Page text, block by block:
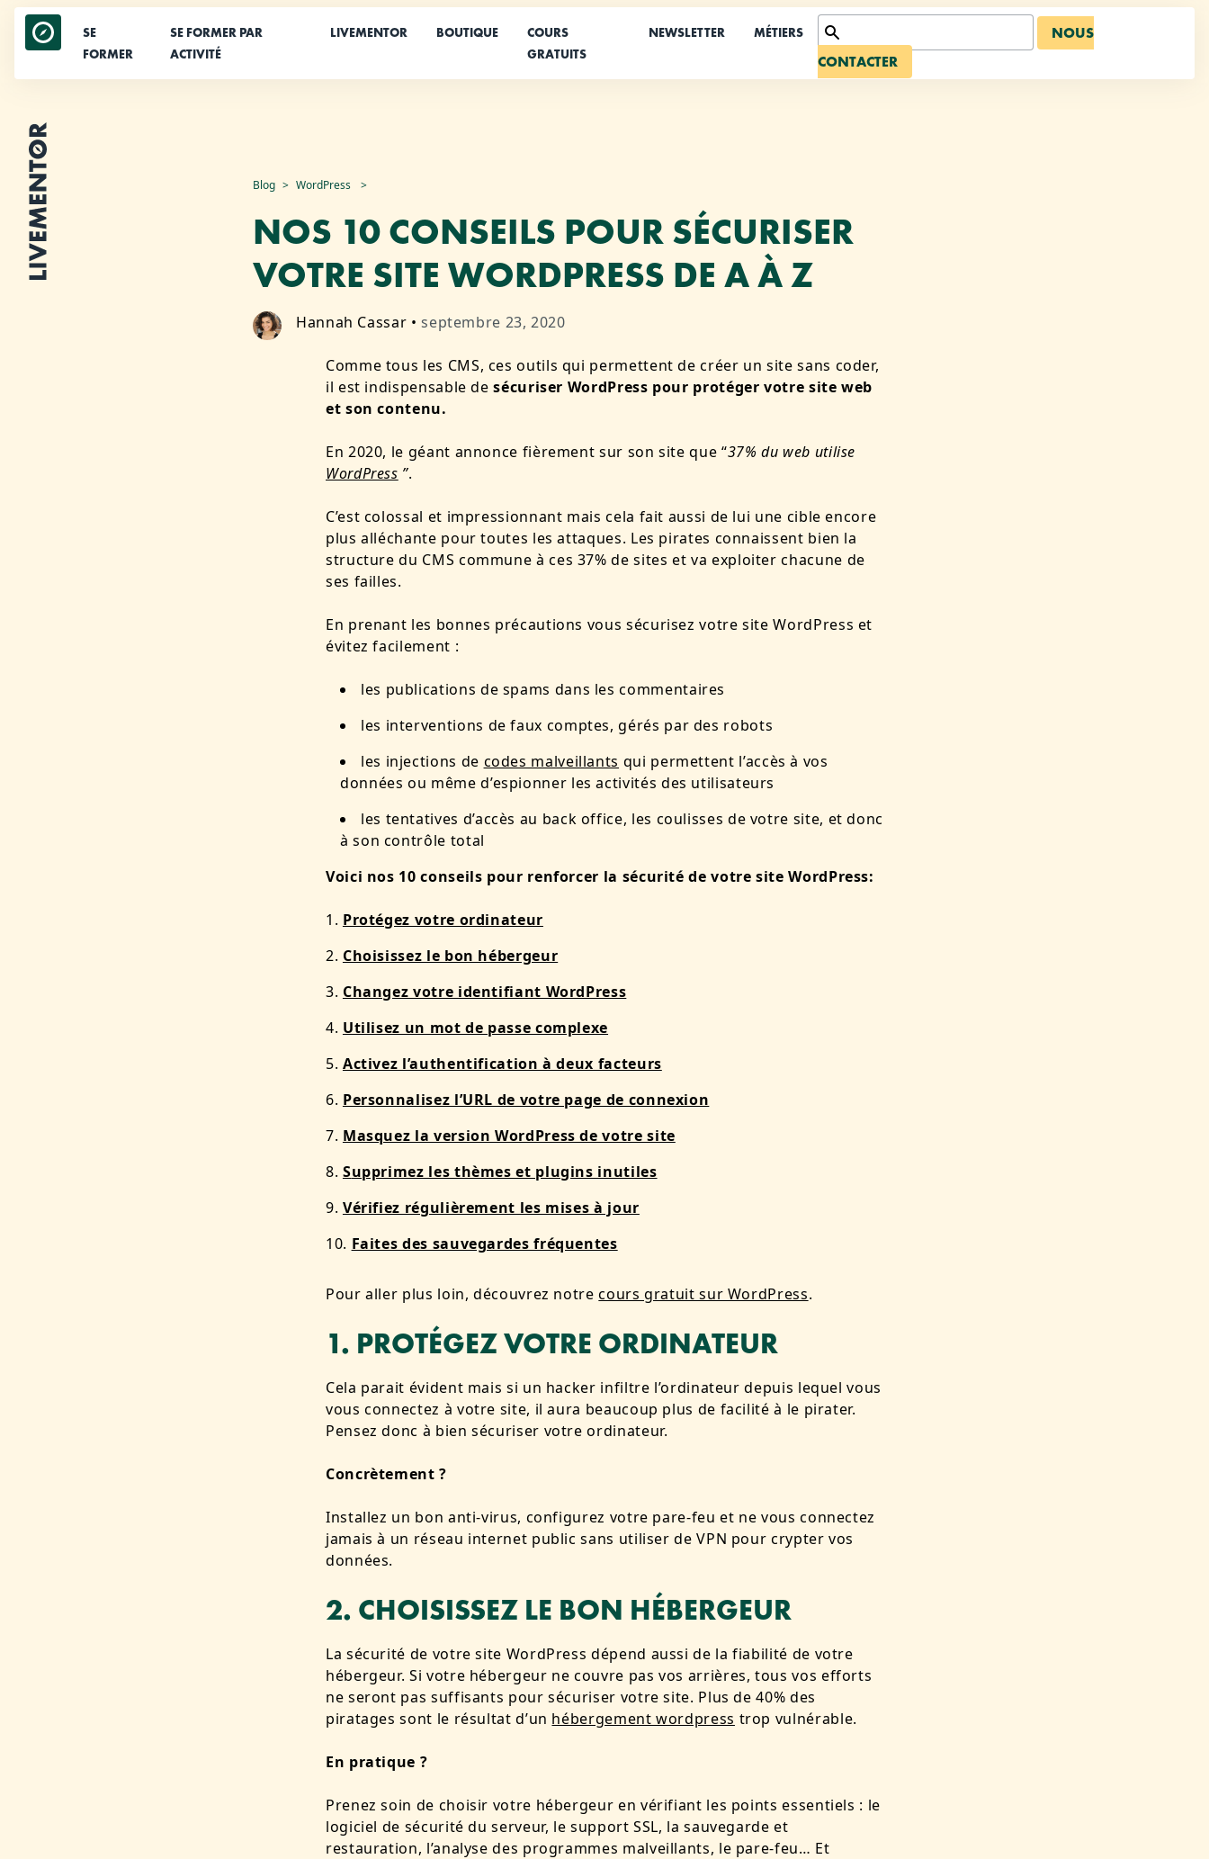
Aller
contenu
SE
FORMER
SE FORMER PAR
ACTIVITÉ
LIVEMENTOR BOUTIQUE
COURS
GRATUITS
NEWSLETTER MÉTIERS
NOUS
CONTACTER
Blog WordPress
NOS 10 CONSEILS POUR SÉCURISER
VOTRE SITE WORDPRESS DE A À Z
Hannah Cassar • septembre 23, 2020
Comme tous les CMS, ces outils qui permettent de créer un site sans coder,
il est indispensable desécuriser WordPress pour protéger votre site web
et son contenu.
En 2020, le géant annonce fièrement sur son site que “37% du web utilise
WordPress ”.
C’est colossal et impressionnant mais cela fait aussi de lui une cible encore
plus alléchante pour toutes les attaques. Les pirates connaissent bien la
structure du CMS commune à ces 37% de sites et va exploiter chacune de
ses failles.
En prenant les bonnes précautions vous sécurisez votre site WordPress et
évitez facilement :
les publications de spams dans les commentaires
les interventions de faux comptes, gérés par des robots
les injections de codes malveillants qui permettent l’accès à vos
données ou même d’espionner les activités des utilisateurs
les tentatives d’accès au back office, les coulisses de votre site, et donc
à son contrôle total
Voici nos 10 conseils pour renforcer la sécurité de votre site WordPress:
Protégez votre ordinateur
Choisissez le bon hébergeur
Changez votre identifiant WordPress
Utilisez un mot de passe complexe
Activez l’authentification à deux facteurs
Personnalisez l’URL de votre page de connexion
Masquez la version WordPress de votre site
Supprimez les thèmes et plugins inutiles
Vérifiez régulièrement les mises à jour
Faites des sauvegardes fréquentes
Pour aller plus loin, découvrez notrecours gratuit sur WordPress.
1. PROTÉGEZ VOTRE ORDINATEUR
Cela parait évident mais si un hacker infiltre l’ordinateur depuis lequel vous
vous connectez à votre site, il aura beaucoup plus de facilité à le pirater.
Pensez donc à bien sécuriser votre ordinateur.
Concrètement ?
Installez un bon anti-virus, configurez votre pare-feu et ne vous connectez
jamais à un réseau internet public sans utiliser de VPN pour crypter vos
données.
2. CHOISISSEZ LE BON HÉBERGEUR
La sécurité de votre site WordPress dépend aussi de la fiabilité de votre
hébergeur. Si votre hébergeur ne couvre pas vos arrières, tous vos efforts
ne seront pas suffisants pour sécuriser votre site. Plus de 40% des
piratages sont le résultat d’un hébergement wordpress trop vulnérable.
En pratique ?
Prenez soin de choisir votre hébergeur en vérifiant les points essentiels : le
logiciel de sécurité du serveur, le support SSL, la sauvegarde et
restauration, l’analyse des programmes malveillants, le pare-feu… Et